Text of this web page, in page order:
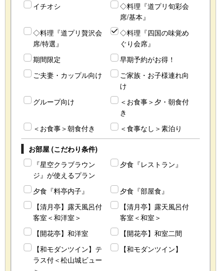
イチオシ
◇料理『道プリ旬彩会
席/基本』
◇料理『道プリ贅沢会
席/特選』
◇料理『四国の味覚め
ぐり会席』
期間限定
早期予約がお得！
ご夫妻・カップル向け
ご家族・お子様連れ向
け
グループ向け
＜お食事＞夕・朝食付
き
＜お食事＞朝食付き
＜食事なし＞素泊り
お部屋 (こだわり条件)
『星空クラブラウン
ジ』が使えるプラン
夕食『レストラン』
夕食『料亭内子』
夕食『部屋食』
【清月亭】露天風呂付
客室＜和洋室＞
【清月亭】露天風呂付
客室＜和室＞
【開花亭】和洋室
【開花亭】和室二間
【和モダンツイン】テ
ラス付＜松山城ビュー
【和モダンツイン】